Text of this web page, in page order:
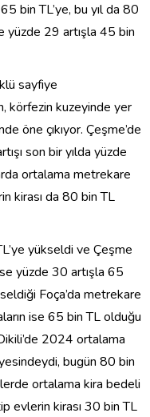
bin TL’ye, bu yıl da 80
yüzde 29 artışla 45 bin
sayfiye
körfezin kuzeyinde yer
öne çıkıyor. Çeşme’de
son bir yılda yüzde
ortalama metrekare
kirası da 80 bin TL
yükseldi ve Çeşme
yüzde 30 artışla 65
Foça’da metrekare
ise 65 bin TL olduğu
2024 ortalama
bugün 80 bin
ortalama kira bedeli
evlerin kirası 30 bin TL